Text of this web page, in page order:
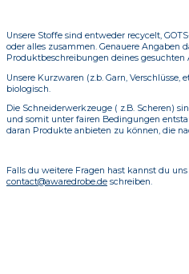
Unsere Stoffe sind entweder recycelt,
oder alles zusammen. Genauere Angaben
Produktbeschreibungen deines gesuchten
Unsere Kurzwaren (z.b. Garn, Verschlüsse,
biologisch.
Die Schneiderwerkzeuge ( z.B. Scheren)
und somit unter fairen Bedingungen
daran Produkte anbieten zu können, die
Falls du weitere Fragen hast kannst du
contact@awaredrobe.de schreiben.